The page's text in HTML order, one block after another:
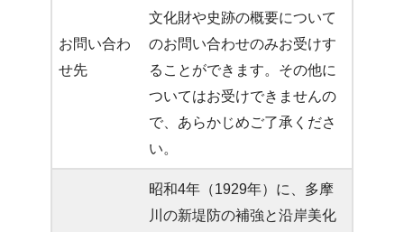
お問い合わ
せ先
文化財や史跡の概要について
のお問い合わせのみお受けす
ることができます。その他に
ついてはお受けできませんの
で、あらかじめご了承くださ
い。
昭和4年（1929年）に、多摩
川の新堤防の補強と沿岸美化